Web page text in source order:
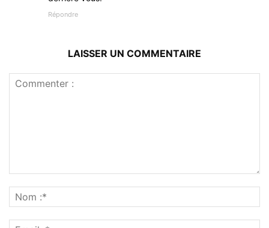
Répondre
LAISSER UN COMMENTAIRE